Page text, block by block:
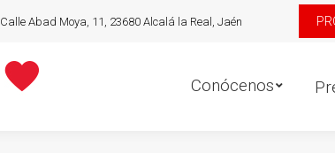
Calle Abad Moya, 11, 23680 Alcalá la Real, Jaén
Conócenos
Conócenos Prensa